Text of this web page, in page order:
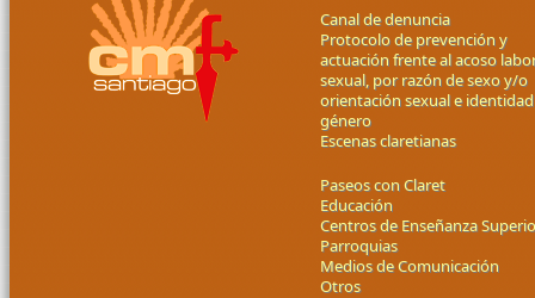
Canal de denuncia
Protocolo de prevención y
actuación frente al acoso
sexual, por razón de sexo y/o
orientación sexual e
género
Escenas claretianas
Paseos con Claret
Educación
Centros de Enseñanza
Parroquias
Medios de Comunicación
Otros